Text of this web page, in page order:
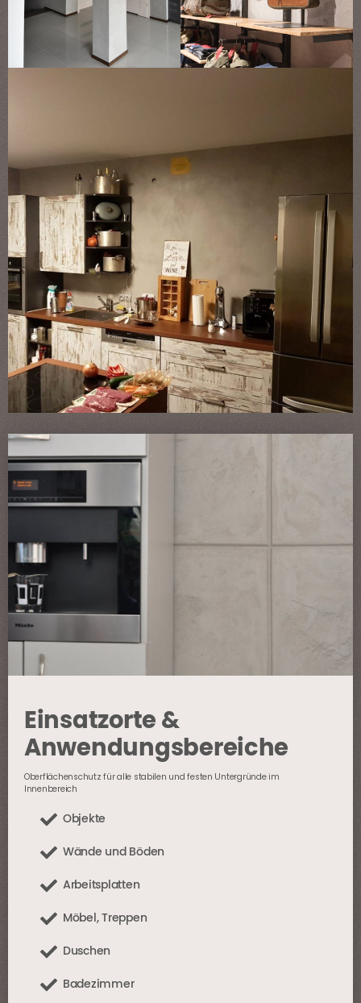
Einsatzorte &
Anwendungsbereiche
Oberflächenschutz für alle stabilen und festen Untergründe im
Innenbereich
Objekte
Wände und Böden
Arbeitsplatten
Möbel, Treppen
Duschen
Badezimmer